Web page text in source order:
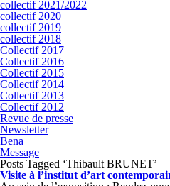
collectif 2021/2022
collectif 2020
collectif 2019
collectif 2018
Collectif 2017
Collectif 2016
Collectif 2015
Collectif 2014
Collectif 2013
Collectif 2012
Revue de presse
Newsletter
Bena
Message
Posts Tagged ‘Thibault BRUNET’
Visite à l’institut d’art